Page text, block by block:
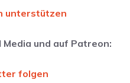
unterstützen
und auf Patreon:
folgen